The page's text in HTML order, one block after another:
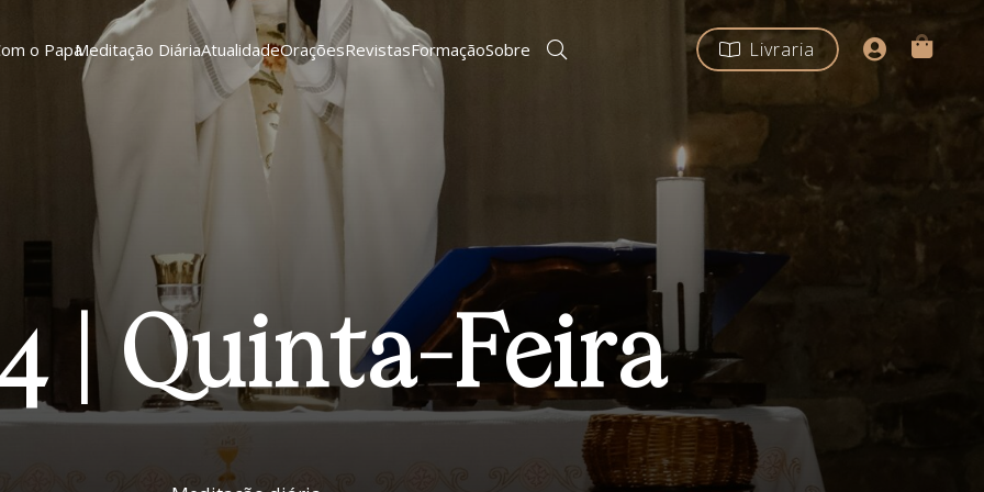
o PapaMeditação DiáriaAtualidadeOraçõesRevistasFormaçãoSobre Livraria
| Quinta-Feira